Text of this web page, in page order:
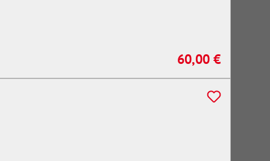
Regulärer Preis:
60,00 €